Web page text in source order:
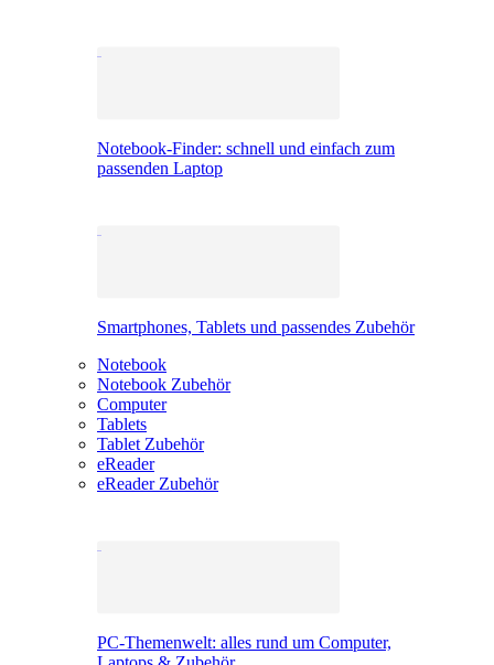
Notebook-Finder: schnell und einfach zum
passenden Laptop
Smartphones, Tablets und passendes Zubehör
Notebook
Notebook Zubehör
Computer
Tablets
Tablet Zubehör
eReader
eReader Zubehör
PC-Themenwelt: alles rund um Computer,